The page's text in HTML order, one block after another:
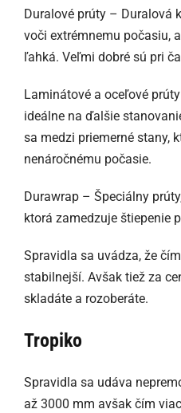
Duralové prúty – Duralová
voči extrémnemu počasiu,
ľahká. Veľmi dobré sú pri
Laminátové a oceľové
ideálne na ďalšie
sa medzi priemerné stany,
nenáročnému počasie.
Durawrap – Špeciálny
ktorá zamedzuje štiepenie
Spravidla sa uvádza, že
stabilnejší. Avšak tiež za
skladáte a rozoberáte.
Tropiko
Spravidla sa udáva
až 3000 mm avšak čím